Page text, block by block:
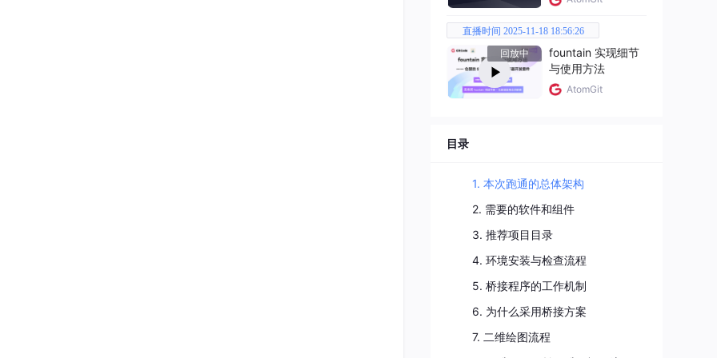
直播时间 2025-11-18 18:56:26
回放中
fountain 实现细节
与使用方法
AtomGit
目录
1. 本次跑通的总体架构
2. 需要的软件和组件
3. 推荐项目目录
4. 环境安装与检查流程
5. 桥接程序的工作机制
6. 为什么采用桥接方案
7. 二维绘图流程